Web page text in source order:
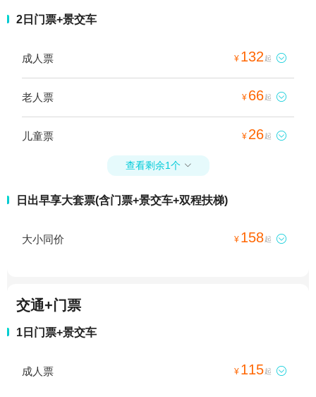
2日门票+景交车
成人票 ¥ 132 起 
老人票 ¥ 66起 
儿童票 ¥ 26起 
查看剩余1个 
日出早享大套票(含门票+景交车+双程扶梯)
大小同价 ¥ 158起 
交通+门票
1日门票+景交车
成人票 ¥ 115起 